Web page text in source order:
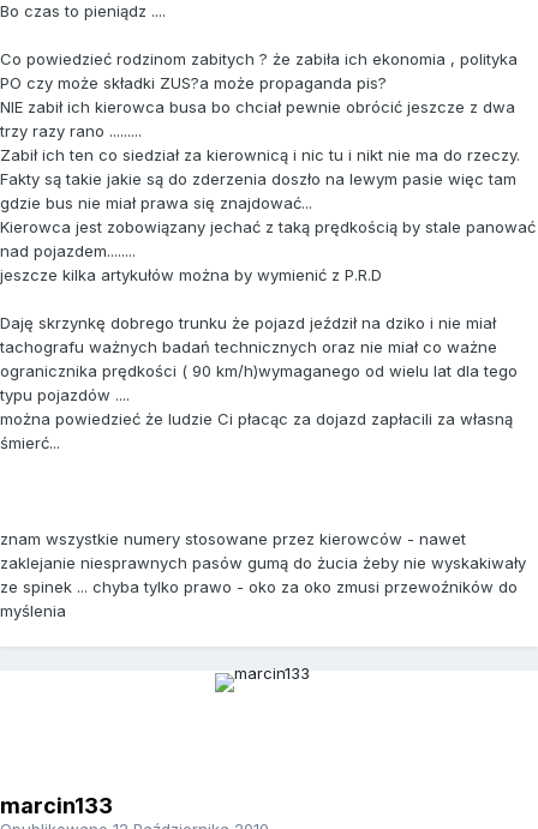
Bo czas to pieniądz ....
Co powiedzieć rodzinom zabitych ? że zabiła ich ekonomia , polityka
PO czy może składki ZUS?a może propaganda pis?
NIE zabił ich kierowca busa bo chciał pewnie obrócić jeszcze z dwa
trzy razy rano .........
Zabił ich ten co siedział za kierownicą i nic tu i nikt nie ma do rzeczy.
Fakty są takie jakie są do zderzenia doszło na lewym pasie więc tam
gdzie bus nie miał prawa się znajdować...
Kierowca jest zobowiązany jechać z taką prędkością by stale panować
nad pojazdem........
jeszcze kilka artykułów można by wymienić z P.R.D
Daję skrzynkę dobrego trunku że pojazd jeździł na dziko i nie miał
tachografu ważnych badań technicznych oraz nie miał co ważne
ogranicznika prędkości ( 90 km/h)wymaganego od wielu lat dla tego
typu pojazdów ....
można powiedzieć że ludzie Ci płacąc za dojazd zapłacili za własną
śmierć...
znam wszystkie numery stosowane przez kierowców - nawet
zaklejanie niesprawnych pasów gumą do żucia żeby nie wyskakiwały
ze spinek ... chyba tylko prawo - oko za oko zmusi przewoźników do
myślenia
marcin133